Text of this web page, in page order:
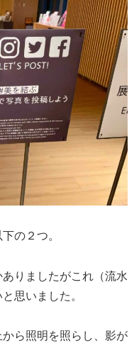
の２つ。
りましたがこれ（流水
思いました。
ら照明を照らし、影が